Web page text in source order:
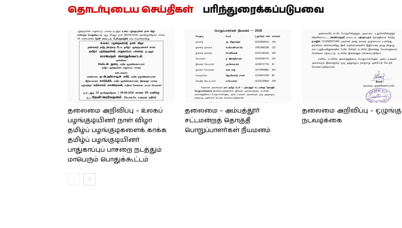
தொடர்புடைய செய்திகள் பரிந்துரைக்கப்படுபவை
தலைமை அறிவிப்பு – உலகப்
பழங்குடியினர் நாள் விழா
தமிழ்ப் பழங்குடிகளைக் காக்க
தமிழ்ப் பழங்குடியினர்
பாதுகாப்புப் பாசறை நடத்தும்
மாபெரும் பொதுக்கூட்டம்
தலைமை – அம்பத்தூர்
சட்டமன்றத் தொகுதி
பொறுப்பாளர்கள் நியமனம்
தலைமை அறிவிப்பு – ஒழுங்கு
நடவடிக்கை